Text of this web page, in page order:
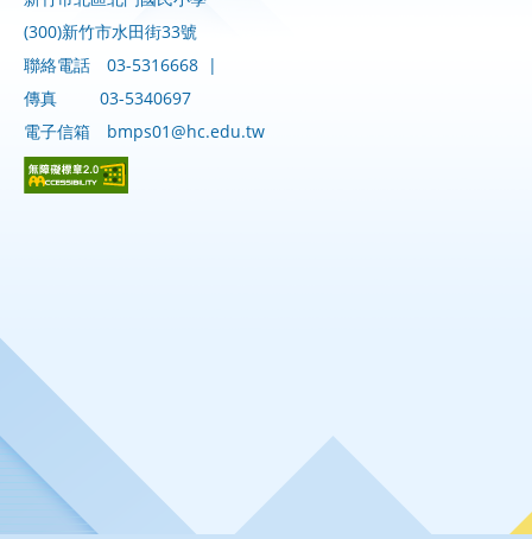
(300)新竹市水田街33號
聯絡電話
03-5316668 |
傳真
03-5340697
電子信箱
bmps01@hc.edu.tw